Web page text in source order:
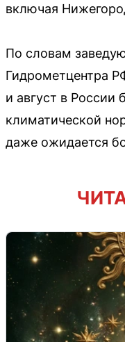
включая
По словам
Гидрометцентра
и август в России
климатической
даже ожидается